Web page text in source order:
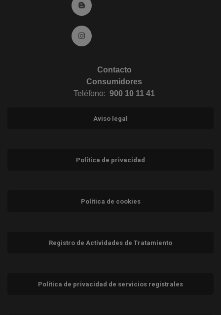
Ir al Blog (abre en ventana nueva)
Ir a Instagram (abre en ventana nueva)
Contacto
Consumidores
Teléfono: 900 10 11 41
Aviso legal
Política de privacidad
Política de cookies
Registro de Actividades de Tratamiento
Política de privacidad de servicios registrales